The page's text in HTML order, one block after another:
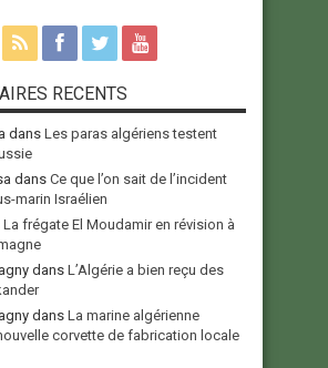
RECENTS
dans Les paras algériens testent
dans Ce que l’on sait de l’incident
marin Israélien
La frégate El Moudamir en révision à
dans L’Algérie a bien reçu des
dans La marine algérienne
corvette de fabrication locale